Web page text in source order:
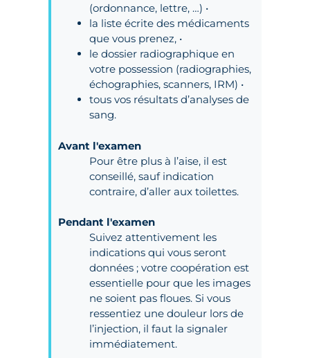
(ordonnance, lettre, …) •
la liste écrite des médicaments
que vous prenez, •
le dossier radiographique en
votre possession (radiographies,
échographies, scanners, IRM) •
tous vos résultats d’analyses de
sang.
Avant l'examen
Pour être plus à l’aise, il est
conseillé, sauf indication
contraire, d’aller aux toilettes.
Pendant l'examen
Suivez attentivement les
indications qui vous seront
données ; votre coopération est
essentielle pour que les images
ne soient pas floues. Si vous
ressentiez une douleur lors de
l’injection, il faut la signaler
immédiatement.